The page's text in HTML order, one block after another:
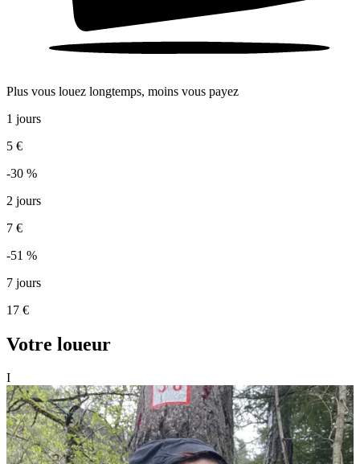
Plus vous louez longtemps, moins vous payez
1 jours
5 €
-30 %
2 jours
7 €
-51 %
7 jours
17 €
Votre loueur
I